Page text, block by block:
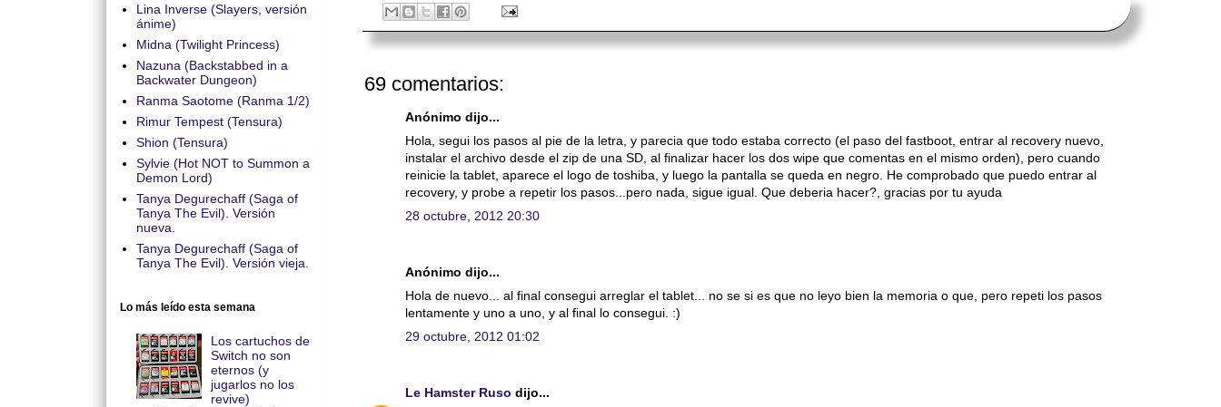
69 comentarios:
Anónimo dijo...
Hola, segui los pasos al pie de la letra, y parecia que todo estaba correcto (el paso del fastboot, entrar al recovery nuevo,
instalar el archivo desde el zip de una SD, al finalizar hacer los dos wipe que comentas en el mismo orden), pero cuando
reinicie la tablet, aparece el logo de toshiba, y luego la pantalla se queda en negro. He comprobado que puedo entrar al
recovery, y probe a repetir los pasos...pero nada, sigue igual. Que deberia hacer?, gracias por tu ayuda
28 octubre, 2012 20:30
Anónimo dijo...
Hola de nuevo... al final consegui arreglar el tablet... no se si es que no leyo bien la memoria o que, pero repeti los pasos
lentamente y uno a uno, y al final lo consegui. :)
29 octubre, 2012 01:02
Le Hamster Ruso dijo...
Lina Inverse (Slayers, versión
ánime)
Midna (Twilight Princess)
Nazuna (Backstabbed in a
Backwater Dungeon)
Ranma Saotome (Ranma 1/2)
Rimur Tempest (Tensura)
Shion (Tensura)
Sylvie (Hot NOT to Summon a
Demon Lord)
Tanya Degurechaff (Saga of
Tanya The Evil). Versión
nueva.
Tanya Degurechaff (Saga of
Tanya The Evil). Versión vieja.
Lo más leído esta semana
Los cartuchos de
Switch no son
eternos (y
jugarlos no los
revive)